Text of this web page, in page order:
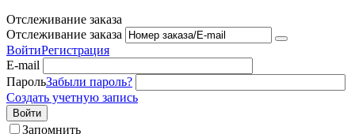
Отслеживание заказа
Отслеживание заказа
ВойтиРегистрация
E-mail
ПарольЗабыли пароль?
Создать учетную запись
Войти
Запомнить